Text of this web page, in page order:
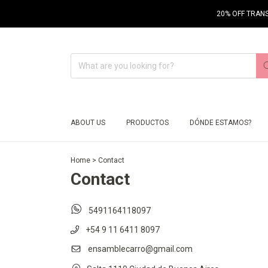
20% OFF
ABOUT US PRODUCTOS DÓNDE ESTAMOS?
Home > Contact
Contact
5491164118097
+54 9 11 6411 8097
ensamblecarro@gmail.com